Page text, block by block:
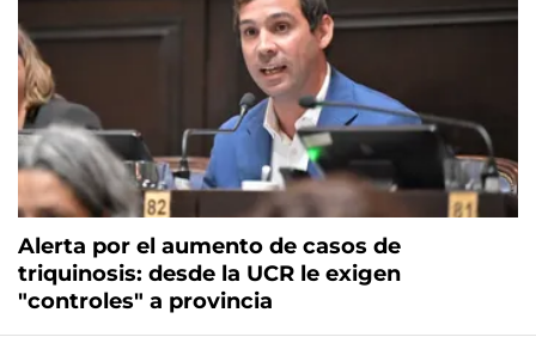
Alerta por el aumento de casos de
triquinosis: desde la UCR le exigen
"controles" a provincia